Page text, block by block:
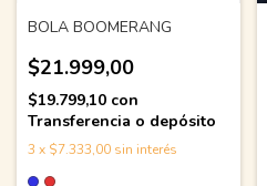
BOLA BOOMERANG
$21.999,00
$19.799,10 con
Transferencia o depósito
3 x $7.333,00 sin interés